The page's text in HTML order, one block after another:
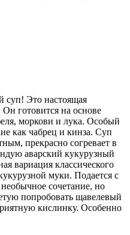
суп! Это настоящая
готовится на основе
моркови и лука. Особый
как чабрец и кинза. Суп
прекрасно согревает в
аварский кукурузный
вариация классического
муки. Подается с
сочетание, но
попробовать щавелевый
кислинку. Особенно